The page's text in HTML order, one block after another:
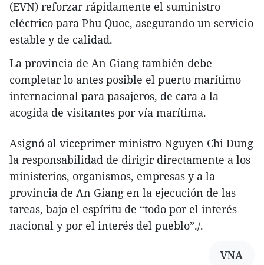
(EVN) reforzar rápidamente el suministro
eléctrico para Phu Quoc, asegurando un servicio
estable y de calidad.
La provincia de An Giang también debe
completar lo antes posible el puerto marítimo
internacional para pasajeros, de cara a la
acogida de visitantes por vía marítima.
Asignó al viceprimer ministro Nguyen Chi Dung
la responsabilidad de dirigir directamente a los
ministerios, organismos, empresas y a la
provincia de An Giang en la ejecución de las
tareas, bajo el espíritu de “todo por el interés
nacional y por el interés del pueblo”./.
VNA